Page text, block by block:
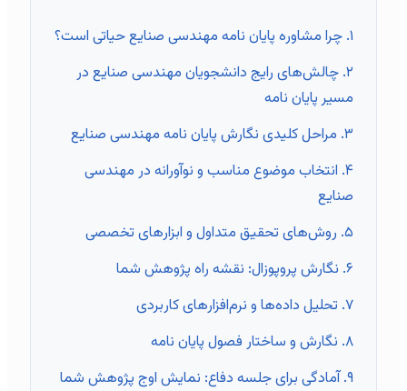
۲. چالش‌های رایج دانشجویان مهندسی صنایع در
مسیر پایان نامه
۴. انتخاب موضوع مناسب و نوآورانه در مهندسی
صنایع